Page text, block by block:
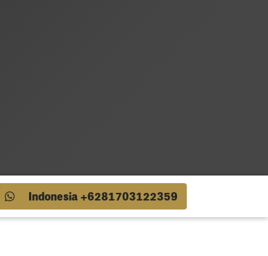
Indonesia +6281703122359